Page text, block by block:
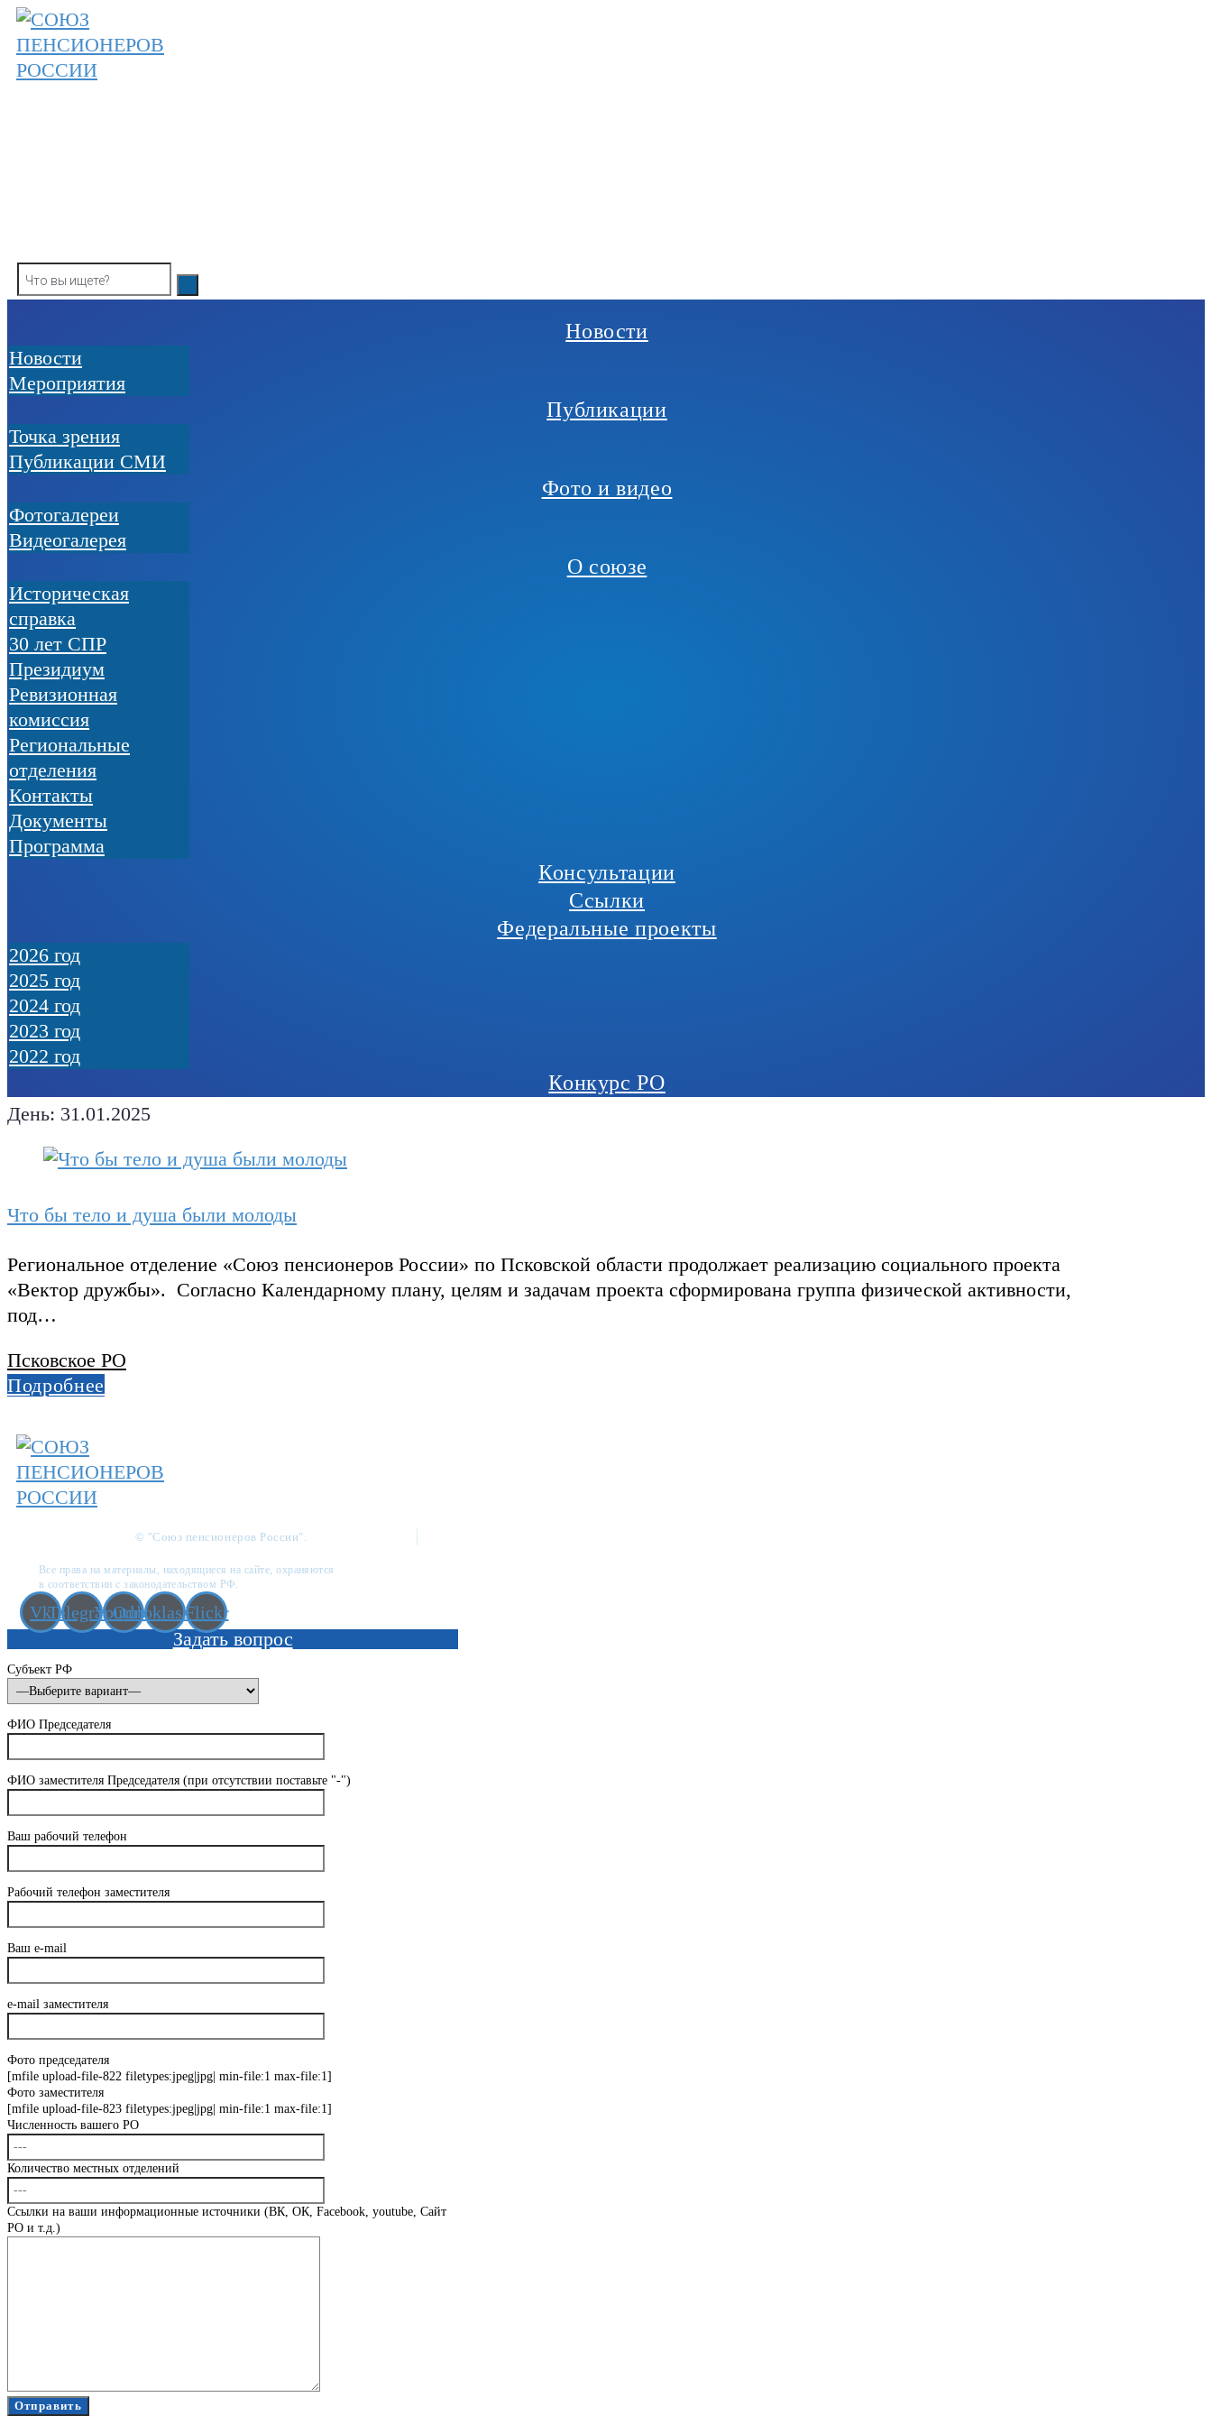
Skip
to
content
Новости
Новости
Мероприятия
Публикации
Точка зрения
Публикации СМИ
Фото и видео
Фотогалереи
Видеогалерея
О союзе
Историческая
справка
30 лет СПР
Президиум
Ревизионная
комиссия
Региональные
отделения
Контакты
Документы
Программа
Консультации
Ссылки
Федеральные проекты
2026 год
2025 год
2024 год
2023 год
2022 год
Конкурс РО
День: 31.01.2025
Что бы тело и душа были молоды
Региональное отделение «Союз пенсионеров России» по Псковской области продолжает реализацию социального проекта
«Вектор дружбы». Согласно Календарному плану, целям и задачам проекта сформирована группа физической активности,
под…
Псковское РО
Подробнее
© "Союз пенсионеров России".
Все права на материалы, находящиеся на сайте, охраняются
в соответствии с законодательством РФ.
VkTelegramYoutube
Odnoklassniki
Flickr
Задать вопрос
Субъект РФ
ФИО Председателя
ФИО заместителя Председателя (при отсутствии поставьте "-")
Ваш рабочий телефон
Рабочий телефон заместителя
Ваш e-mail
e-mail заместителя
Фото председателя
[mfile upload-file-822 filetypes:jpeg|jpg| min-file:1 max-file:1]
Фото заместителя
[mfile upload-file-823 filetypes:jpeg|jpg| min-file:1 max-file:1]
Численность вашего РО
Количество местных отделений
Ссылки на ваши информационные источники (ВК, ОК, Facebook, youtube, Сайт
РО и т.д.)